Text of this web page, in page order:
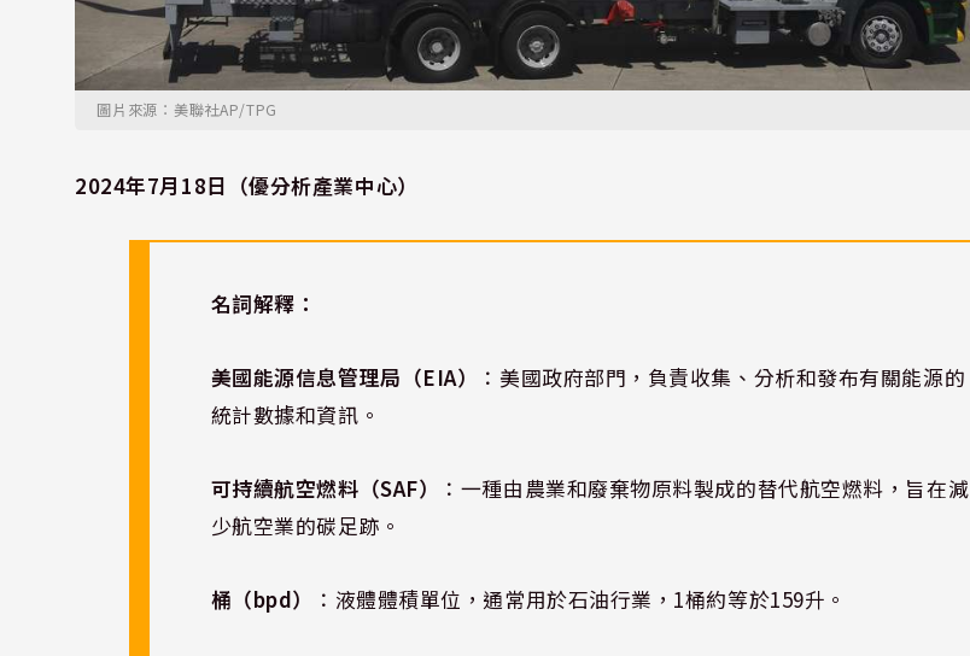
圖片來源：美聯社AP/TPG
2024年7月18日（優分析產業中心）
名詞解釋：
美國能源信息管理局（EIA）
：美國政府部門，負責收集、分析和發布有關能源的
統計數據和資訊。
可持續航空燃料（SAF）
：一種由農業和廢棄物原料製成的替代航空燃料，旨在減
少航空業的碳足跡。
桶（bpd） ：液體體積單位，通常用於石油行業，1桶約等於159升。